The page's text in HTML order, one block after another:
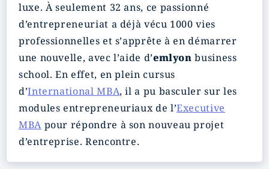
luxe. À seulement 32 ans, ce passionné
d’entrepreneuriat a déjà vécu 1000 vies
professionnelles et s’apprête à en démarrer
une nouvelle, avec l’aide d’emlyon business
school. En effet, en plein cursus
d’International MBA, il a pu basculer sur les
modules entrepreneuriaux de l’Executive
MBApour répondre à son nouveau projet
d’entreprise. Rencontre.